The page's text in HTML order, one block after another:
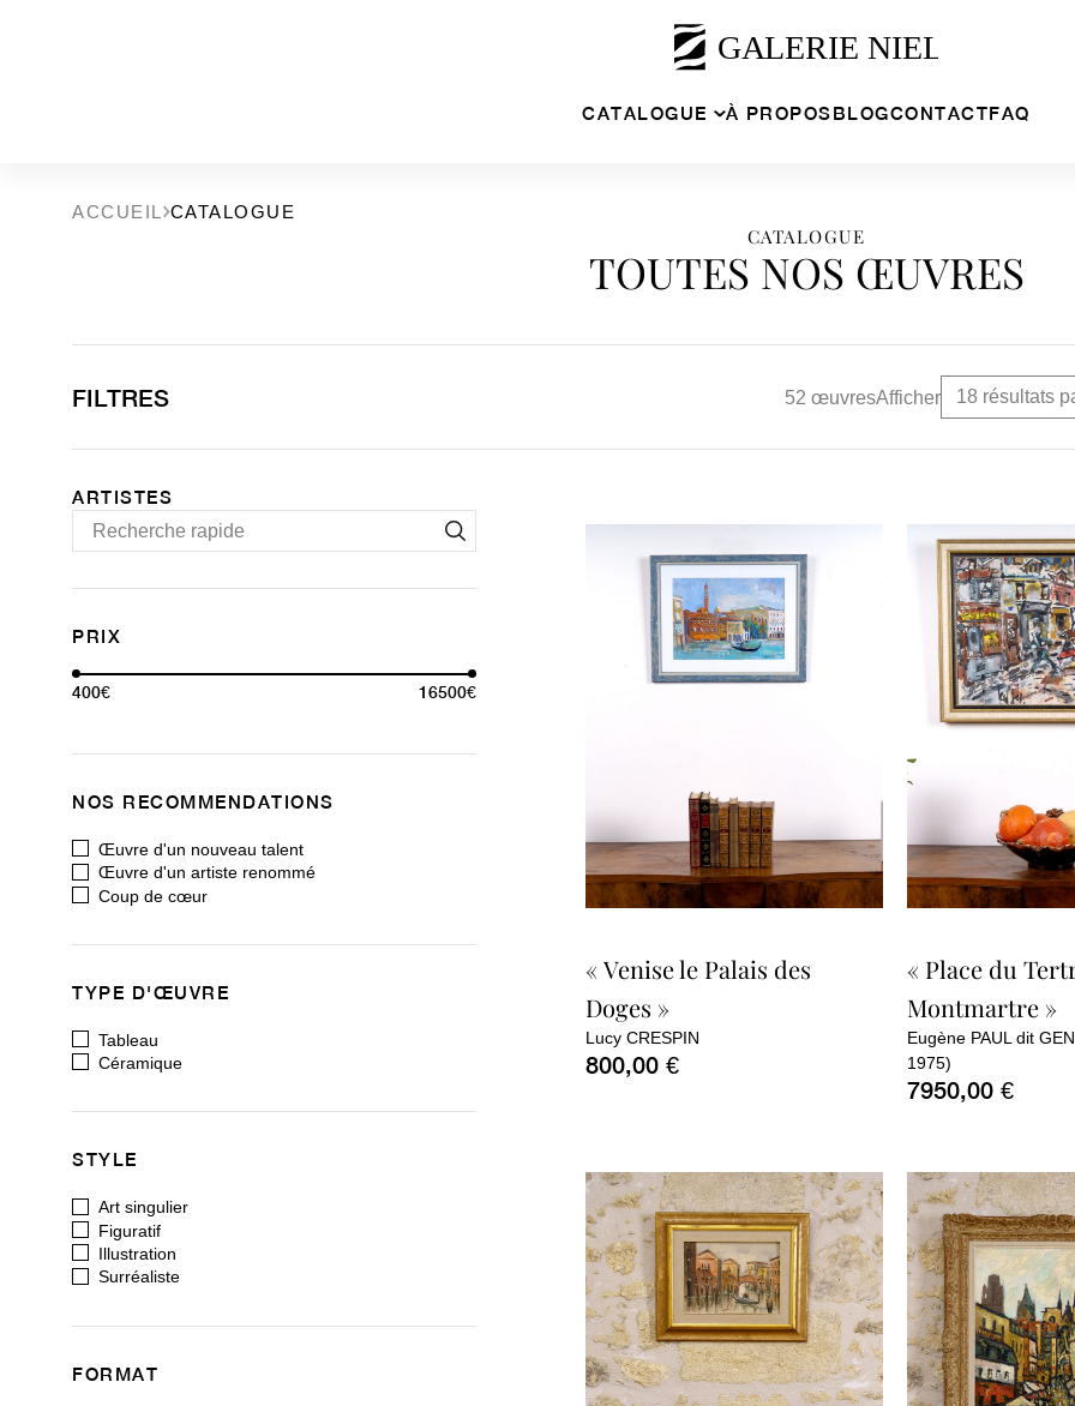
CATALOGUE À PROPOSBLOGCONTACTFAQ
ACCUEIL CATALOGUE
CATALOGUE
TOUTES NOS ŒUVRES
FILTRES 52 œuvresAfficher
ARTISTES
PRIX
400€ 16500€
NOS RECOMMENDATIONS
Œuvre d'un nouveau talent
Œuvre d'un artiste renommé
Coup de cœur
TYPE D'ŒUVRE
Tableau
Céramique
STYLE
Art singulier
Figuratif
Illustration
Surréaliste
FORMAT
« Venise le Palais des
Doges »
Lucy CRESPIN
800,00€
« Place du
Montmartre »
Eugène PAUL dit
1975)
7950,00€